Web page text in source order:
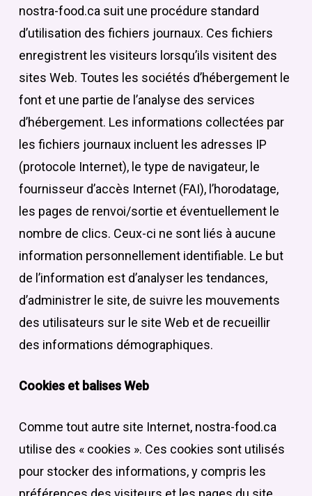
nostra-food.ca suit une procédure standard
d’utilisation des fichiers journaux. Ces fichiers
enregistrent les visiteurs lorsqu’ils visitent des
sites Web. Toutes les sociétés d’hébergement le
font et une partie de l’analyse des services
d’hébergement. Les informations collectées par
les fichiers journaux incluent les adresses IP
(protocole Internet), le type de navigateur, le
fournisseur d’accès Internet (FAI), l’horodatage,
les pages de renvoi/sortie et éventuellement le
nombre de clics. Ceux-ci ne sont liés à aucune
information personnellement identifiable. Le but
de l’information est d’analyser les tendances,
d’administrer le site, de suivre les mouvements
des utilisateurs sur le site Web et de recueillir
des informations démographiques.
Cookies et balises Web
Comme tout autre site Internet, nostra-food.ca
utilise des « cookies ». Ces cookies sont utilisés
pour stocker des informations, y compris les